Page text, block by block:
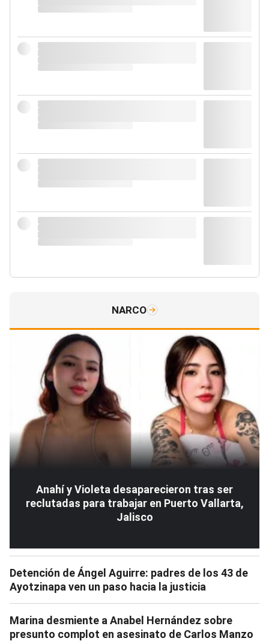
NARCO
Anahí y Violeta desaparecieron tras ser
reclutadas para trabajar en Puerto Vallarta,
Jalisco
Detención de Ángel Aguirre: padres de los 43 de
Ayotzinapa ven un paso hacia la justicia
Marina desmiente a Anabel Hernández sobre
presunto complot en asesinato de Carlos Manzo